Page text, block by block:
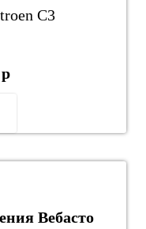
C3
Вебасто